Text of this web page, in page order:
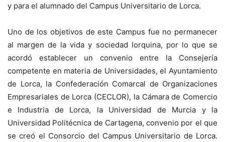
y para el alumnado del Campus Universitario de Lorca.
Uno de los objetivos de este Campus fue no permanecer
al margen de la vida y sociedad lorquina, por lo que se
acordó establecer un convenio entre la Consejería
competente en materia de Universidades, el Ayuntamiento
de Lorca, la Confederación Comarcal de Organizaciones
Empresariales de Lorca (CECLOR), la Cámara de Comercio
e Industria de Lorca, la Universidad de Murcia y la
Universidad Politécnica de Cartagena, convenio por el que
se creó el Consorcio del Campus Universitario de Lorca.